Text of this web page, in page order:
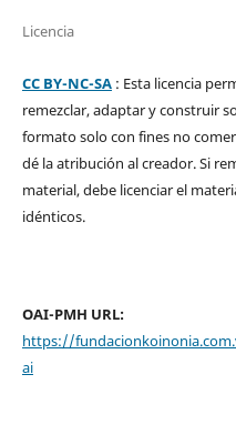
Licencia
CC BY-NC-SA: Esta licencia
remezclar, adaptar y construir
formato solo con fines no
dé la atribución al creador. Si
material, debe licenciar el
idénticos.
OAI-PMH URL:
https://
ai